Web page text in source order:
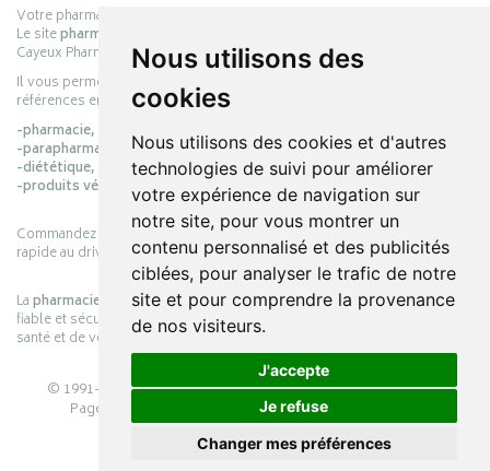
Nous utilisons des
cookies
Nous utilisons des cookies et d'autres
technologies de suivi pour améliorer
votre expérience de navigation sur
notre site, pour vous montrer un
contenu personnalisé et des publicités
ciblées, pour analyser le trafic de notre
site et pour comprendre la provenance
de nos visiteurs.
J'accepte
Je refuse
Changer mes préférences
Votre pharmacie en ligne :
Le sitepharmacie-cayeux.fr
Cayeux Pharmabest Berck-sur-Mer – Rang-du-Fliers.
Il vous permet de réaliser vos achats en ligne parmi des milliers de
références en :
-pharmacie,
-parapharmacie,
-diététique,
-produits vétérinaires.
Commandez simplement vos produits en ligne et choisissez le retrait
rapide au drive ou la livraison à domicile, en toute simplicité.
Lapharmacie Cayeuxs’engage à vous offrir une expérience pratique,
fiable et sécurisée, en officine comme en ligne, au service de votre
santé et de votre bien-être.
© 1991-2026PHARMACIE CAYEUX– Tous droits réservés –
Page mise à jour le 03/08/2026 –Pharmacie en ligne
Apotekisto